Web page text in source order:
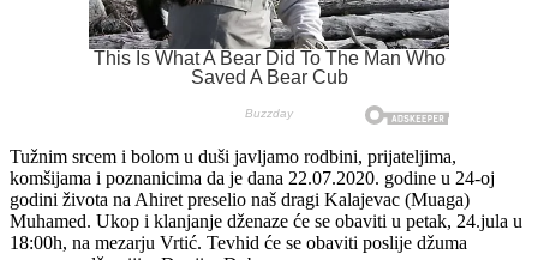
Tužnim srcem i bolom u duši javljamo rodbini, prijateljima,
komšijama i poznanicima da je dana 22.07.2020. godine u 24-oj
godini života na Ahiret preselio naš dragi Kalajevac (Muaga)
Muhamed. Ukop i klanjanje dženaze će se obaviti u petak, 24.jula u
18:00h, na mezarju Vrtić. Tevhid će se obaviti poslije džuma